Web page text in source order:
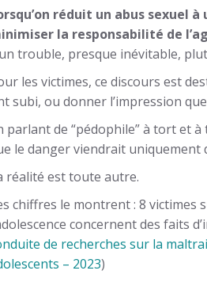
réduit un abus sexuel
la responsabilité de
trouble, presque inévitable,
les victimes, ce discours est
subi, ou donner l’impression
parlant de “pédophile” à tort et
le danger viendrait uniquement
réalité est toute autre.
chiffres le montrent : 8 victimes
concernent des faits
de recherches sur la
– 2023)